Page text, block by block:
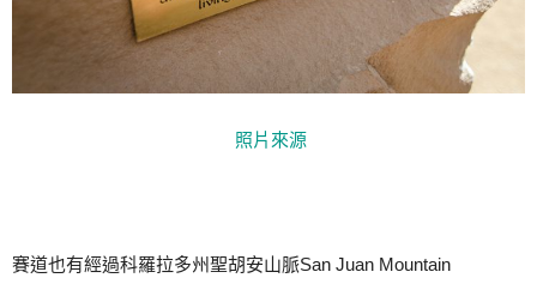
照片來源
賽道也有經過科羅拉多州聖胡安山脈San Juan Mountain